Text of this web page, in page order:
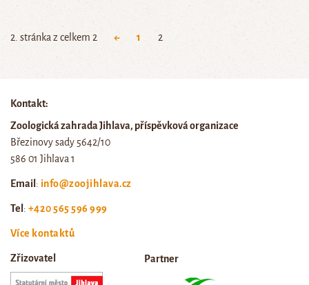
2. stránka z celkem 2 ← 1 2
Kontakt:
Zoologická zahrada Jihlava, příspěvková organizace
Březinovy sady 5642/10
586 01 Jihlava 1
Email : info@zoojihlava.cz
Tel : +420 565 596 999
Více kontaktů
Zřizovatel Partner